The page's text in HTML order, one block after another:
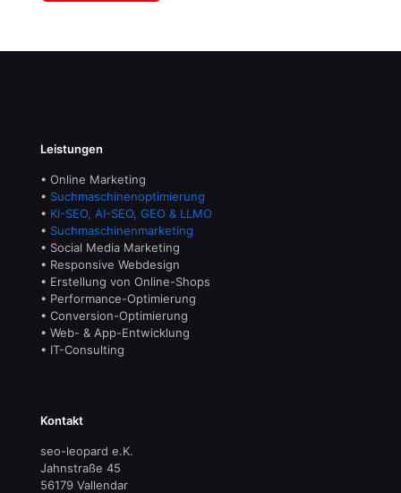
Leistungen
• Online Marketing
• Suchmaschinenoptimierung
• KI-SEO, AI-SEO, GEO & LLMO
• Suchmaschinenmarketing
• Social Media Marketing
• Responsive Webdesign
• Erstellung von Online-Shops
• Performance-Optimierung
• Conversion-Optimierung
• Web- & App-Entwicklung
• IT-Consulting
Kontakt
seo-leopard e.K.
Jahnstraße 45
56179 Vallendar